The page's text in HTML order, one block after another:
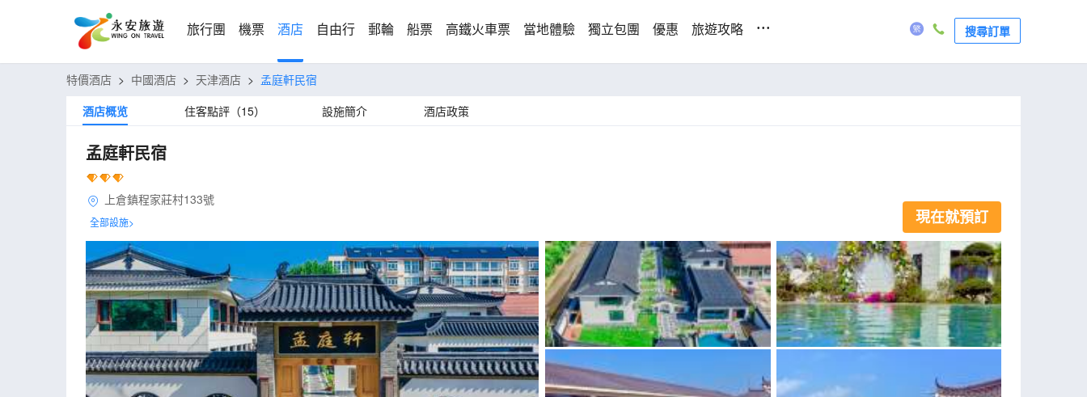
旅行團 機票 酒店 自由行 郵輪 船票 高鐵火車票 當地體驗 獨立包團 優惠 旅遊攻略 ... 搜尋訂單
特價酒店 > 中國酒店 > 天津酒店 > 孟庭軒民宿
酒店概览
住客點評（15） 設施簡介 酒店政策
孟庭軒民宿
上倉鎮程家莊村133號
全部設施> 現在就預訂